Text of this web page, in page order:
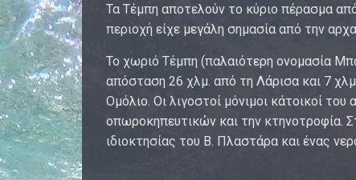
Τα Τέμπη αποτελούν το κύριο πέρασμα
περιοχή είχε μεγάλη σημασία από την
Το χωριό Τέμπη (παλαιότερη ονομασία
απόσταση 26 χλμ. από τη Λάρισα και 7
Ομόλιο. Οι λιγοστοί μόνιμοι κάτοικοί
οπωροκηπευτικών και την κτηνοτροφία.
ιδιοκτησίας του Β. Πλαστάρα και ένας